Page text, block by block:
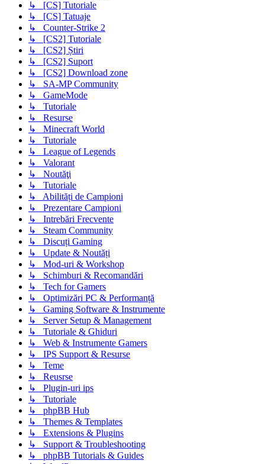
↳ [CS] Tutoriale
↳ [CS] Tatuaje
↳ Counter-Strike 2
↳ [CS2] Tutoriale
↳ [CS2] Știri
↳ [CS2] Suport
↳ [CS2] Download zone
↳ SA-MP Community
↳ GameMode
↳ Tutoriale
↳ Resurse
↳ Minecraft World
↳ Tutoriale
↳ League of Legends
↳ Valorant
↳ Noutăţi
↳ Tutoriale
↳ Abilități de Campioni
↳ Prezentare Campioni
↳ Intrebări Frecvente
↳ Steam Community
↳ Discuți Gaming
↳ Update & Noutăți
↳ Mod-uri & Workshop
↳ Schimburi & Recomandări
↳ Tech for Gamers
↳ Optimizări PC & Performanță
↳ Gaming Software & Instrumente
↳ Server Setup & Management
↳ Tutoriale & Ghiduri
↳ Web & Instrumente Gamers
↳ IPS Support & Resurse
↳ Teme
↳ Reusrse
↳ Plugin-uri ips
↳ Tutoriale
↳ phpBB Hub
↳ Themes & Templates
↳ Extensions & Plugins
↳ Support & Troubleshooting
↳ phpBB Tutorials & Guides